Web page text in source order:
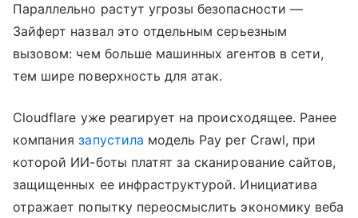
Параллельно растут угрозы безопасности —
Зайферт назвал это отдельным серьезным
вызовом: чем больше машинных агентов в сети,
тем шире поверхность для атак.
Cloudflare уже реагирует на происходящее. Ранее
компаниязапустила модель Pay per Crawl, при
которой ИИ-боты платят за сканирование сайтов,
защищенных ее инфраструктурой. Инициатива
отражает попытку переосмыслить экономику веба